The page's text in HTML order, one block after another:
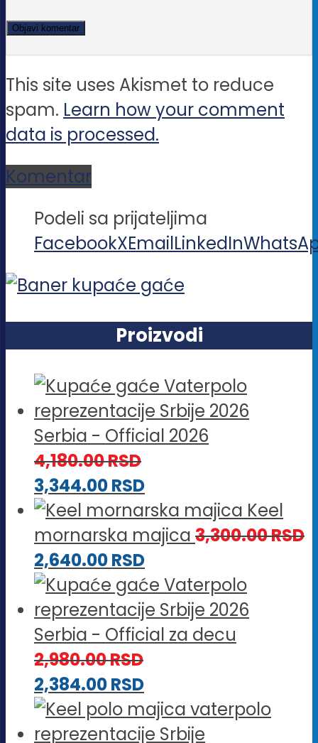
This site uses Akismet to reduce
spam. Learn how your comment
data is processed.
Komentar
Podeli sa prijateljima
FacebookXEmailLinkedIn
Proizvodi
Serbia - Official 2026
4,180.00RSD
3,344.00RSD
Keel
mornarska majica 3,300.00RSD
2,640.00RSD
Serbia - Official za decu
2,980.00RSD
2,384.00RSD